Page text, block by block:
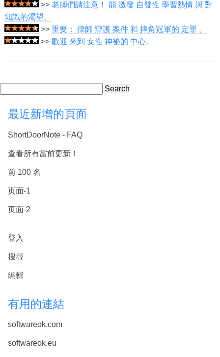
>> 老師們請注意！ 能 激發 自發性 學習熱情 與 對
知識的渴望。
>> 重要： 律師 辯護 案件 和 摔角冠軍的 定罪 。
>> 歡迎 來到 女性 神祕的 中心。
Search
最近新增的頁面
ShortDoorNote - FAQ
查看所有當前更新！
前 100 名
页面-1
页面-2
登入
搜尋
編輯
有用的連結
softwareok.com
softwareok.eu